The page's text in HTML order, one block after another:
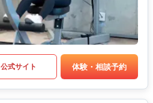
公式サイト 体験・相談予約